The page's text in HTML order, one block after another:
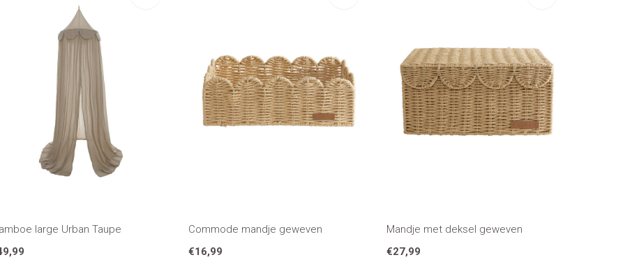
large Urban Taupe
Commode mandje geweven
€16,99
Mandje met deksel geweven
€27,99